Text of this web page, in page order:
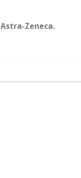
Astra-Zeneca.